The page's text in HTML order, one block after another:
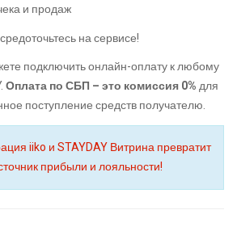
и продаж
на сервисе!
подключить онлайн-оплату к любому
Оплата по СБП – это комиссия 0%для
поступление средств получателю.
iiko и STAYDAY Витрина превратит
прибыли и лояльности!